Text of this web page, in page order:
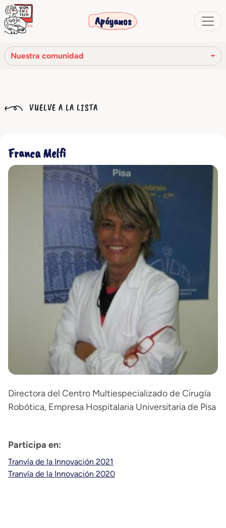
Apóyanos
Nuestra comunidad
Nuestra historia
Nuestra red
Nuestra comunidad
VUELVE A LA LISTA
Franca Melfi
Directora del Centro Multiespecializado de Cirugía
Robótica, Empresa Hospitalaria Universitaria de Pisa
Participa en:
Tranvía de la Innovación 2021
Tranvía de la Innovación 2020